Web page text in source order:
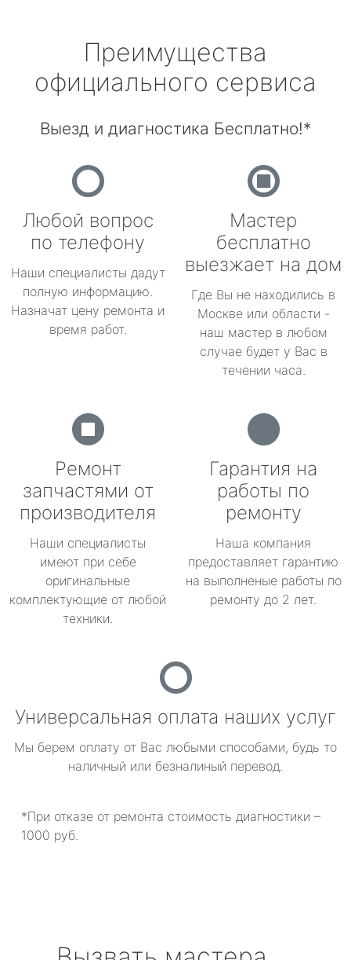
Преимущества
официального сервиса
Выезд и диагностика Бесплатно!*
Любой вопрос
по телефону
Наши специалисты дадут
полную информацию.
Назначат цену ремонта и
время работ.
Мастер
бесплатно
выезжает на дом
Где Вы не находились в
Москве или области -
наш мастер в любом
случае будет у Вас в
течении часа.
Ремонт
запчастями от
производителя
Наши специалисты
имеют при себе
оригинальные
комплектующие от любой
техники.
Гарантия на
работы по
ремонту
Наша компания
предоставляет гарантию
на выполненые работы по
ремонту до 2 лет.
Универсальная оплата наших услуг
Мы берем оплату от Вас любыми способами, будь то
наличный или безналиный перевод.
*При отказе от ремонта стоимость диагностики –
1000 руб.